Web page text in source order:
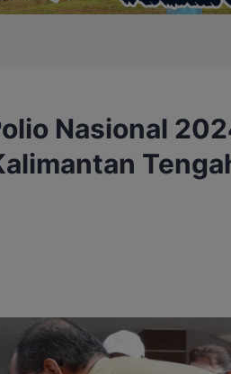
Nasional